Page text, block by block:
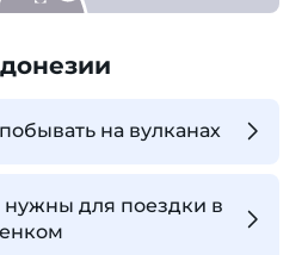
на вулканах
для поездки в